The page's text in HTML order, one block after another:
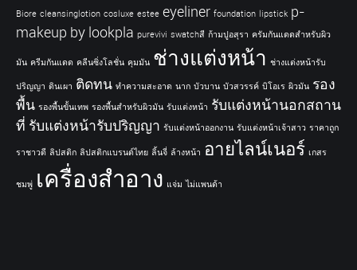
Biore cleansinglotion cosluxe estee eyeliner foundation lipstick p-
makeup by lookpla purevivi swatchสี ก้ามปูอสุรา ครัมกันแดดสำหรับผิว
มัน ครีมกันแดด คลีนซิ่งโลชั่น คุมมัน ช่างแต่งหน้า ช่างแต่งหน้ารับ
ปริญญา ดินเผา ติดทน ทำความสะอาด นาก บัวบาน บัวสวรรค์ บิโอเร ผิวมัน รอง
พื้น รองพื้นขั้นเทพ รองพื้นสำหรับผิวมัน รับแต่งหน้า รับแต่งหน้านอกสถาน
ที่ รับแต่งหน้ารับปริญญา รับแต่งหน้าออกงาน รับแต่งหน้าเจ้าสาว ราคาถูก
ราชาวดี ลิปสติก ลิปสติกแบรนด์ไทย ลิ้นจี่ ล้างหน้า อายไลน์เนอร์ เกสร
ชมพู่ เครื่องสำอาง แจ่ม ไม่แพนด้า